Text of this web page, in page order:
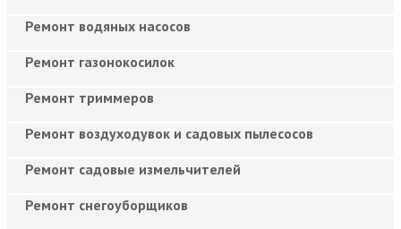
Ремонт водяных насосов
Ремонт газонокосилок
Ремонт триммеров
Ремонт воздуходувок и садовых пылесосов
Ремонт садовые измельчителей
Ремонт снегоуборщиков